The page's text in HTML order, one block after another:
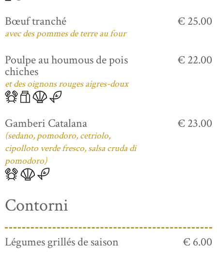
Bœuf tranché
avec des pommes de terre au four
€ 25.00
Poulpe au houmous de pois
chiches
et des oignons rouges aigres-doux
€ 22.00
Gamberi Catalana
(sedano, pomodoro, cetriolo,
cipolloto verde fresco, salsa cruda di
pomodoro)
€ 23.00
Contorni
Légumes grillés de saison € 6.00